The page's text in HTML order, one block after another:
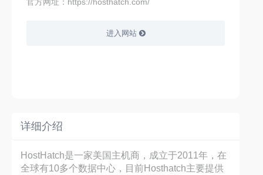
进入网站
详细介绍
HostHatch是一家美国主机商，成立于2011年，在
全球有10多个数据中心，目前Hosthatch主要提供